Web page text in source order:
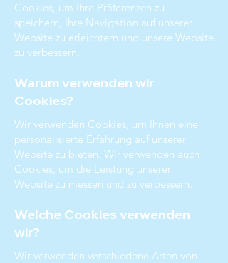
Cookies, um Ihre Präferenzen zu
speichern, Ihre Navigation auf unserer
Website zu erleichtern und unsere Website
zu verbessern.
Warum verwenden wir
Cookies?
Wir verwenden Cookies, um Ihnen eine
personalisierte Erfahrung auf unserer
Website zu bieten. Wir verwenden auch
Cookies, um die Leistung unserer
Website zu messen und zu verbessern.
Welche Cookies verwenden
wir?
Wir verwenden verschiedene Arten von